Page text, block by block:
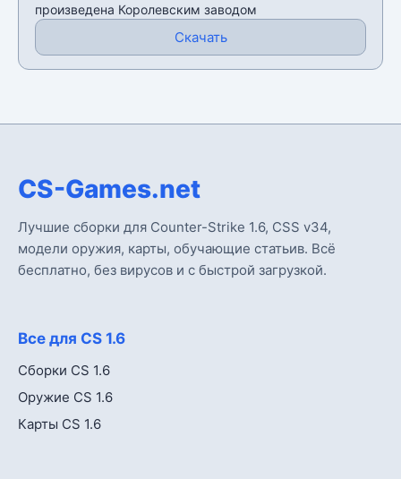
произведена Королевским заводом
Скачать
CS-Games.net
Лучшие сборки для Counter-Strike 1.6, CSS v34,
модели оружия, карты, обучающие статьив. Всё
бесплатно, без вирусов и с быстрой загрузкой.
Все для CS 1.6
Сборки CS 1.6
Оружие CS 1.6
Карты CS 1.6